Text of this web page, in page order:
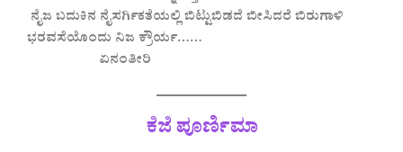
ನೈಜ ಬದುಕಿನ ನೈಸರ್ಗಿಕತೆಯಲ್ಲಿ ಬಿಟ್ಟುಬಿಡದೆ ಬೀಸಿದರೆ ಬಿರುಗಾಳಿ
ಭರವಸೆಯೊಂದು ನಿಜ ಕ್ರೌರ್ಯ……
ಏನಂತೀರಿ
ಕೆಜೆ ಪೂರ್ಣಿಮಾ